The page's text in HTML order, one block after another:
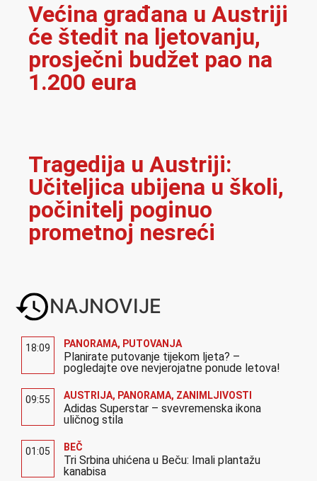
Većina građana u Austriji
će štedit na ljetovanju,
prosječni budžet pao na
1.200 eura
Tragedija u Austriji:
Učiteljica ubijena u školi,
počinitelj poginuo
prometnoj nesreći
NAJNOVIJE
18:09 PANORAMA, PUTOVANJA
Planirate putovanje tijekom ljeta? –
pogledajte ove nevjerojatne ponude letova!
09:55 AUSTRIJA, PANORAMA, ZANIMLJIVOSTI
Adidas Superstar – svevremenska ikona
uličnog stila
01:05 BEČ
Tri Srbina uhićena u Beču: Imali plantažu
kanabisa